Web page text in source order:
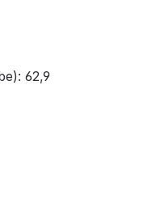
62,9